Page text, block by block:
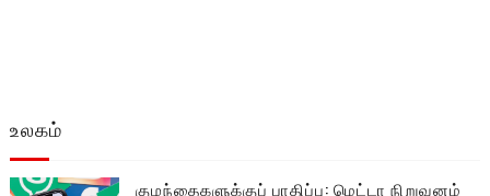
உலகம்
குழந்தைகளுக்குப் பாதிப்பு: மெட்டா நிறுவனம்